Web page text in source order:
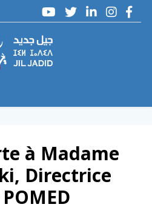
à Madame
Directrice